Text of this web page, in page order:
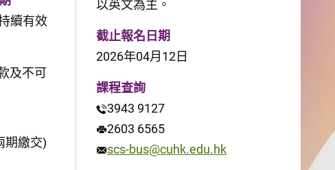
續有效
及不可
期繳交)
以英文為主。
截止報名日期
2026年04月12日
課程查詢
3943 9127
2603 6565
scs-bus@cuhk.edu.hk